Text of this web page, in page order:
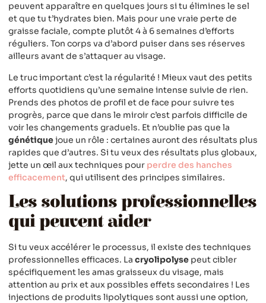
peuvent apparaître en quelques jours si tu élimines le sel
et que tu t’hydrates bien. Mais pour une vraie perte de
graisse faciale, compte plutôt 4 à 6 semaines d’efforts
réguliers. Ton corps va d’abord puiser dans ses réserves
ailleurs avant de s’attaquer au visage.
Le truc important c’est la régularité ! Mieux vaut des petits
efforts quotidiens qu’une semaine intense suivie de rien.
Prends des photos de profil et de face pour suivre tes
progrès, parce que dans le miroir c’est parfois difficile de
voir les changements graduels. Et n’oublie pas que la
génétiquejoue un rôle : certaines auront des résultats plus
rapides que d’autres. Si tu veux des résultats plus globaux,
jette un œil aux techniques pour perdre des hanches
efficacement, qui utilisent des principes similaires.
Les solutions professionnelles
qui peuvent aider
Si tu veux accélérer le processus, il existe des techniques
professionnelles efficaces. La cryolipolyse peut cibler
spécifiquement les amas graisseux du visage, mais
attention au prix et aux possibles effets secondaires ! Les
injections de produits lipolytiques sont aussi une option,